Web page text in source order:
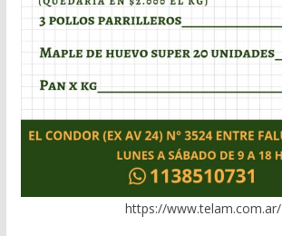
https://www.telam.com.ar/